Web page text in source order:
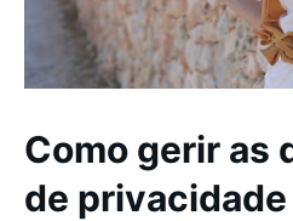
Como gerir as
de privacidade